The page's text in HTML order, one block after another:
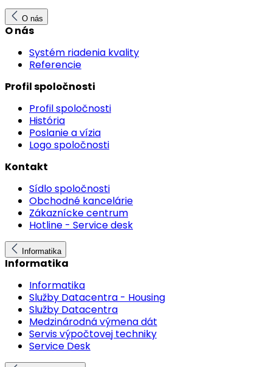
O nás
O nás
Systém riadenia kvality
Referencie
Profil spoločnosti
Profil spoločnosti
História
Poslanie a vízia
Logo spoločnosti
Kontakt
Sídlo spoločnosti
Obchodné kancelárie
Zákaznícke centrum
Hotline - Service desk
Informatika
Informatika
Informatika
Služby Datacentra - Housing
Služby Datacentra
Medzinárodná výmena dát
Servis výpočtovej techniky
Service Desk